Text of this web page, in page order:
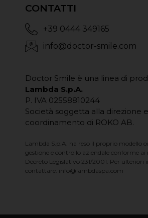
CONTATTI
+39 0444 349165
info@doctor-smile.com
Doctor Smile è una linea di
Lambda S.p.A.
P. IVA 02558810244
Società soggetta alla direzione e
coordinamento di ROKO
Lambda S.p.A. ha reso il proprio modello
gestione e controllo aziendale conforme ai
Decreto Legislativo 231/2001. Per ulteriori
contattare: info@lambdaspa.com